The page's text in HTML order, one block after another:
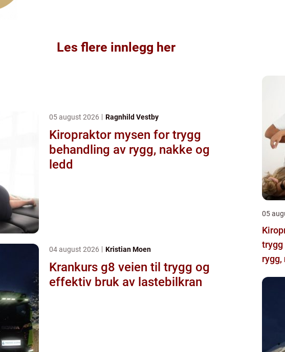
Les flere innlegg her
05 august 2026 Ragnhild Vestby
Kiropraktor mysen for trygg
behandling av rygg, nakke og
ledd
04 august 2026 Kristian Moen
Krankurs g8 veien til trygg og
effektiv bruk av lastebilkran
05
trygg
rygg,